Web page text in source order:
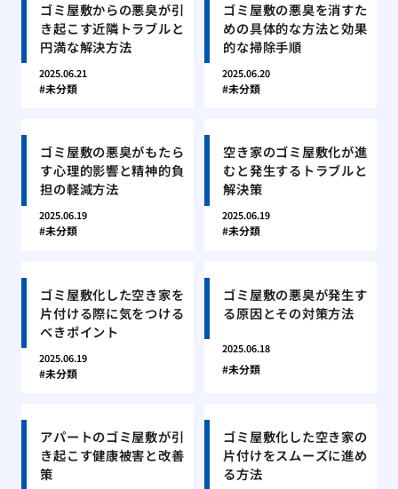
ゴミ屋敷からの悪臭が引
き起こす近隣トラブルと
円満な解決方法
2025.06.21
未分類
ゴミ屋敷の悪臭を消すた
めの具体的な方法と効果
的な掃除手順
2025.06.20
未分類
ゴミ屋敷の悪臭がもたら
す心理的影響と精神的負
担の軽減方法
2025.06.19
未分類
空き家のゴミ屋敷化が進
むと発生するトラブルと
解決策
2025.06.19
未分類
ゴミ屋敷化した空き家を
片付ける際に気をつける
べきポイント
2025.06.19
未分類
ゴミ屋敷の悪臭が発生す
る原因とその対策方法
2025.06.18
未分類
アパートのゴミ屋敷が引
き起こす健康被害と改善
策
ゴミ屋敷化した空き家の
片付けをスムーズに進め
る方法